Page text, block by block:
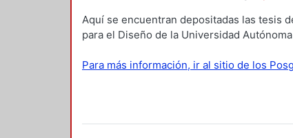
Aquí se encuentran depositadas las tesis
para el Diseño de la Universidad
Para más información, ir al sitio de los